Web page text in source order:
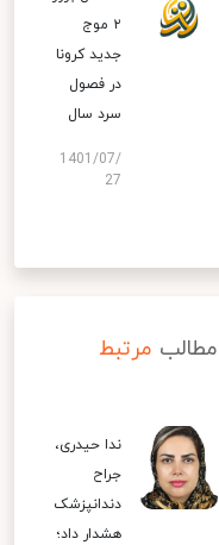
۲ موج
جدید کرونا
در فصول
سرد سال
1401/07/
27
مطالب مرتبط
ندا حیدری،
جراح
دندانپزشک
هشدار داد؛